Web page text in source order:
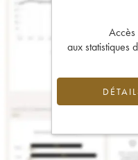
Accès
aux statistiques